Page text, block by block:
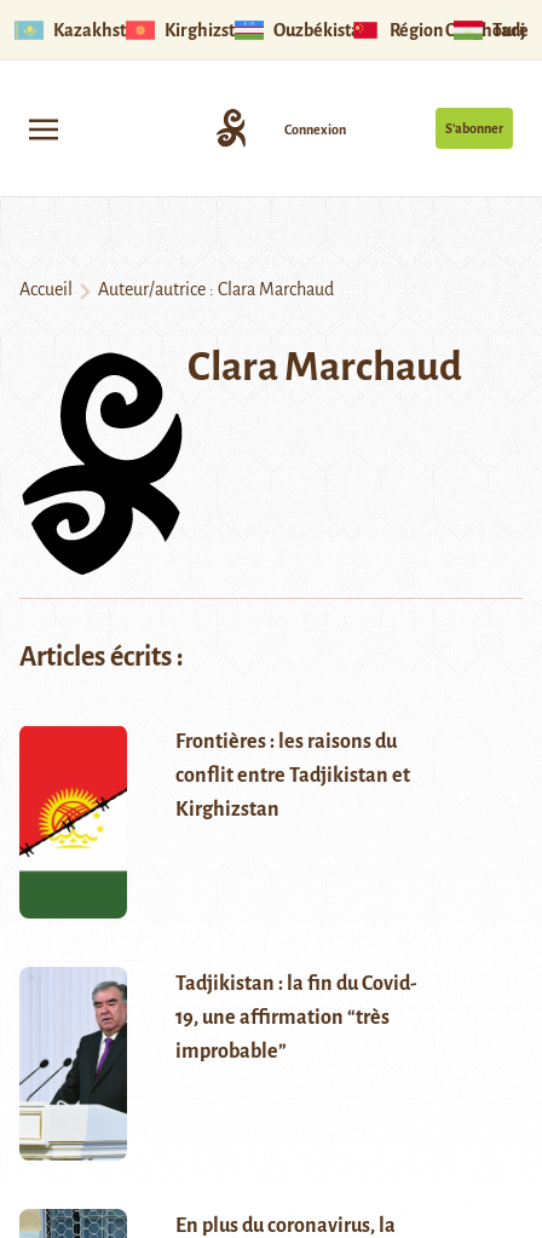
Kazakhstan Kirghizstan Ouzbékistan Région Ouïghoure
S’abonner
Connexion
Accueil Auteur/autrice : Clara Marchaud
Clara Marchaud
Articles écrits :
Frontières : les raisons du
conflit entre Tadjikistan et
Kirghizstan
Tadjikistan : la fin du Covid-
19, une affirmation “très
improbable”
En plus du coronavirus, la